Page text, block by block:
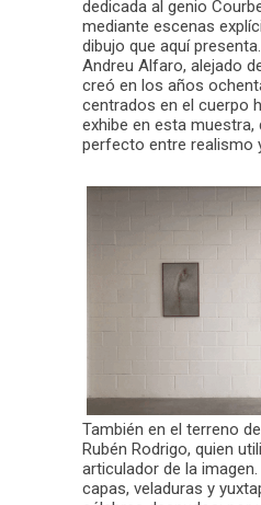
dedicada al genio
mediante escenas
dibujo que aquí
Andreu Alfaro, alejado
creó en los años
centrados en el cuerpo
exhibe en esta muestra,
perfecto entre realismo
También en el terreno
Rubén Rodrigo, quien
articulador de la
capas, veladuras y